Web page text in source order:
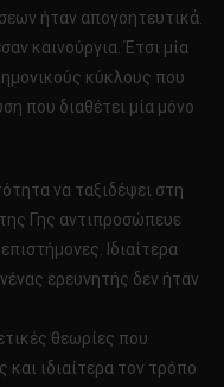
ήταν απογοητευτικά.
καινούργια. Έτσι μία
κύκλους που
που διαθέτει μία μόνο
να ταξιδέψει στη
Γης αντιπροσώπευε
Ιδιαίτερα
ερευνητής δεν ήταν
θεωρίες που
και ιδιαίτερα τον τρόπο